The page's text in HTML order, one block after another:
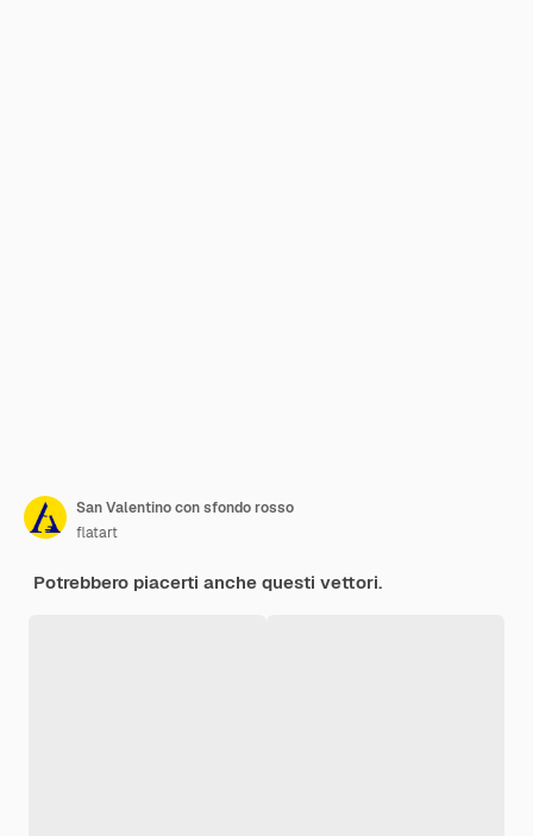
San Valentino con sfondo rosso
flatart
Potrebbero piacerti anche questi vettori.